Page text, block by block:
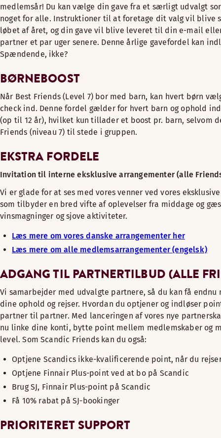
medlemsår! Du kan vælge din gave fra et særligt udvalgt
noget for alle. Instruktioner til at foretage dit valg vil blive
løbet af året, og din gave vil blive leveret til din e-mail
partner et par uger senere. Denne årlige gavefordel kan
Spændende, ikke?
BØRNEBOOST
Når Best Friends (Level 7) bor med barn, kan hvert børn
check ind. Denne fordel gælder for hvert barn og ophold
(op til 12 år), hvilket kun tillader et boost pr. barn, selvom
Friends (niveau 7) til stede i gruppen.
EKSTRA FORDELE
Invitation til interne eksklusive arrangementer (alle
Vi er glade for at ses med vores venner ved vores
som tilbyder en bred vifte af oplevelser fra middage og
vinsmagninger og sjove aktiviteter.
Læs mere om vores danske arrangementer her
Læs mere om alle medlemsarrangementer (engelsk)
ADGANG TIL PARTNERTILBUD (ALLE
Vi samarbejder med udvalgte partnere, så du kan få
dine ophold og rejser. Hvordan du optjener og indløser
partner til partner. Med lanceringen af vores nye
nu linke dine konti, bytte point mellem medlemskaber og
level. Som Scandic Friends kan du også:
Optjene Scandics ikke-kvalificerende point, når du
Optjene Finnair Plus-point ved at bo på Scandic
Brug SJ, Finnair Plus-point på Scandic
Få 10% rabat på SJ-bookinger
PRIORITERET SUPPORT